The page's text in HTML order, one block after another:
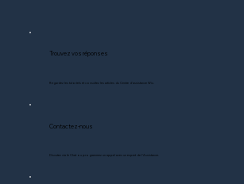
Trouvez vos réponses
Regardez les tutoriels et consultez les articles du Centre d'assistance Wix.
Contactez-nous
Discutez via le Chat ou programmez un appel avec un expert de l'Assistance.